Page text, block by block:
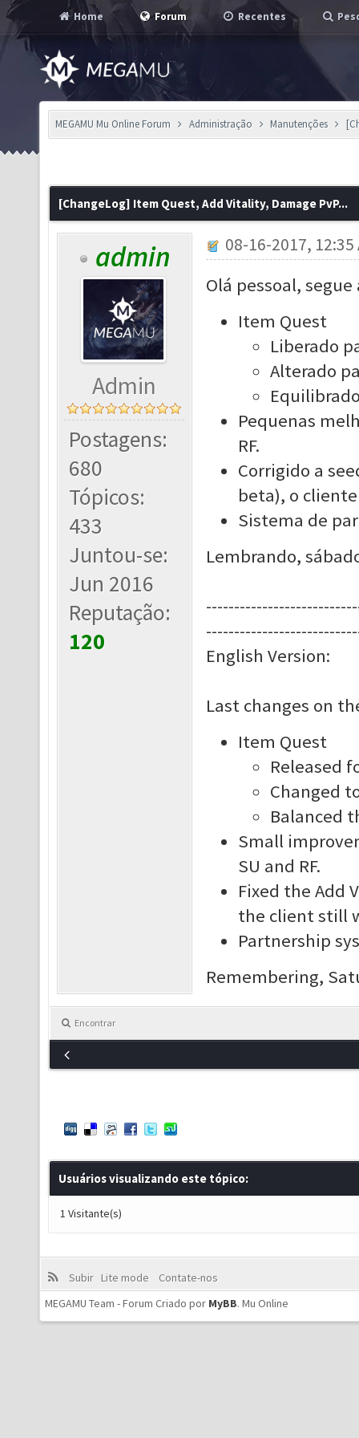
Home Forum Recentes
MEGAMU Mu Online Forum Administração Manutenções
[ChangeLog] Item Quest, Add Vitality, Damage PvP...
admin
Admin
Postagens:
680
Tópicos:
433
Juntou-se:
Jun 2016
Reputação:
120
08-16-2017, 12:35
Olá pessoal,
Item Quest
Liberado
Alterado
Pequenas
RF.
Corrigido a
beta), o
Sistema de
Lembrando,
English Version:
Last changes on
Item Quest
Released
Changed
Balanced
Small
SU and RF.
Fixed the Add
the client still
Partnership
Remembering,
Encontrar
Usuários visualizando este tópico:
1 Visitante(s)
Subir Lite mode
Contate-nos
MEGAMU Team - Forum Criado por MyBB. Mu Online